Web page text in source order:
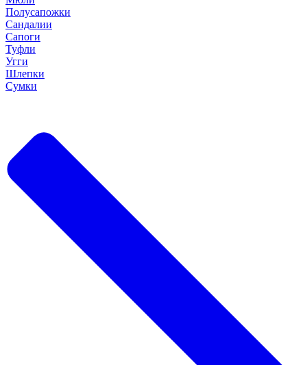
Полусапожки
Сандалии
Сапоги
Туфли
Угги
Шлепки
Сумки